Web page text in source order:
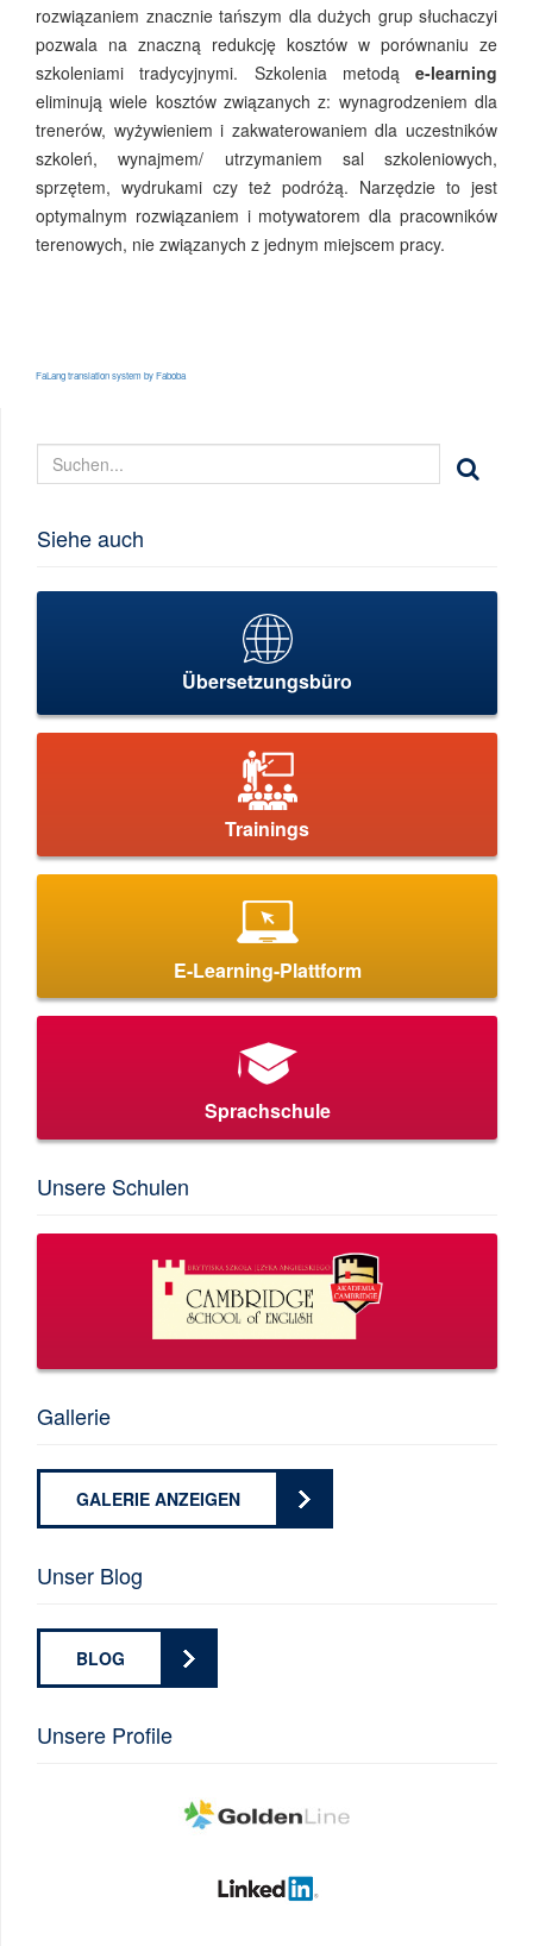
rozwiązaniem znacznie tańszym dla dużych grup słuchaczyi
pozwala na znaczną redukcję kosztów w porównaniu ze
szkoleniami tradycyjnymi. Szkolenia metodą e-learning
eliminują wiele kosztów związanych z: wynagrodzeniem dla
trenerów, wyżywieniem i zakwaterowaniem dla uczestników
szkoleń, wynajmem/ utrzymaniem sal szkoleniowych,
sprzętem, wydrukami czy też podróżą. Narzędzie to jest
optymalnym rozwiązaniem i motywatorem dla pracowników
terenowych, nie związanych z jednym miejscem pracy.
FaLang translation system by Faboba
Siehe auch
Übersetzungsbüro
Trainings
E-Learning-Plattform
Sprachschule
Unsere Schulen
Gallerie
GALERIE ANZEIGEN
Unser Blog
BLOG
Unsere Profile